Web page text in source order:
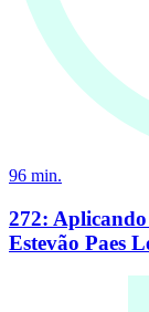
96 min.
272:
Estevão Paes